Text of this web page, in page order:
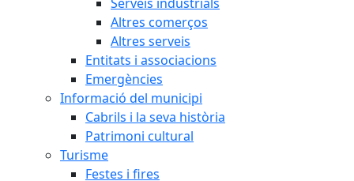
Altres comerços
Altres serveis
Entitats i associacions
Emergències
Informació del municipi
Cabrils i la seva història
Patrimoni cultural
Turisme
Festes i fires